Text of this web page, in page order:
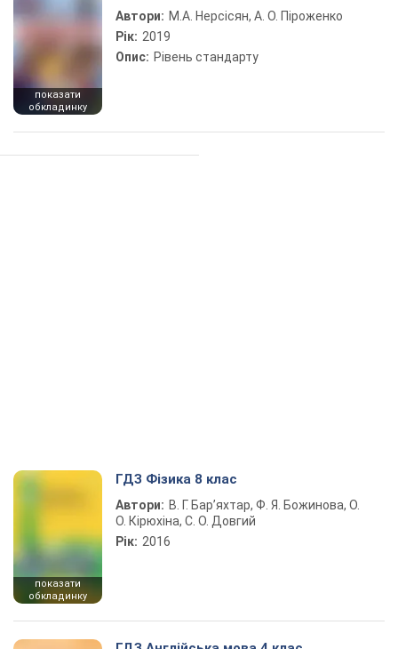
показати
обкладинку
Автори: М.А. Нерсісян, А. О. Піроженко
Рік: 2019
Опис: Рівень стандарту
показати
обкладинку
ГДЗ Фізика 8 клас
Автори: В. Г. Бар’яхтар, Ф. Я. Божинова, О.
О. Кірюхіна, С. О. Довгий
Рік: 2016